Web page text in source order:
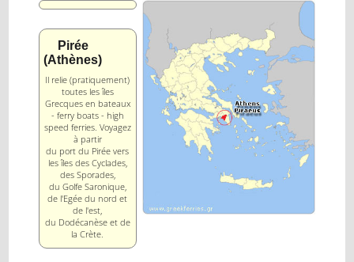
Pirée
(Athènes)
Il relie (pratiquement)
toutes les îles
Grecques en bateaux
- ferry boats - high
speed ferries. Voyagez
à partir
du port du Pirée vers
les îles des Cyclades,
des Sporades,
du Golfe Saronique,
de l'Egée du nord et
de l'est,
du Dodécanèse et de
la Crète.